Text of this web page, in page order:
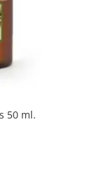
50 ml.